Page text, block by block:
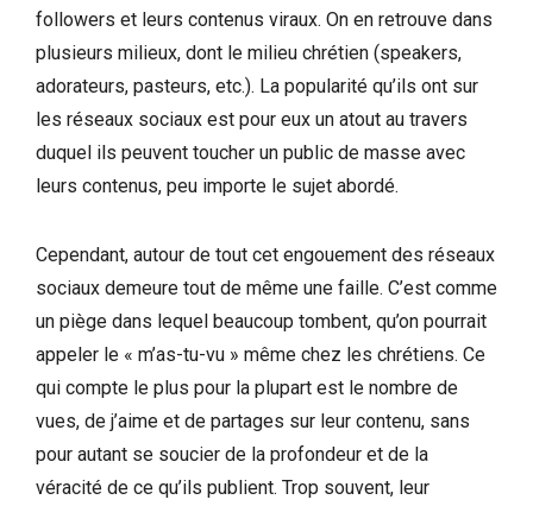
followers et leurs contenus viraux. On en retrouve dans
plusieurs milieux, dont le milieu chrétien (speakers,
adorateurs, pasteurs, etc.). La popularité qu’ils ont sur
les réseaux sociaux est pour eux un atout au travers
duquel ils peuvent toucher un public de masse avec
leurs contenus, peu importe le sujet abordé.
Cependant, autour de tout cet engouement des réseaux
sociaux demeure tout de même une faille. C’est comme
un piège dans lequel beaucoup tombent, qu’on pourrait
appeler le « m’as-tu-vu » même chez les chrétiens. Ce
qui compte le plus pour la plupart est le nombre de
vues, de j’aime et de partages sur leur contenu, sans
pour autant se soucier de la profondeur et de la
véracité de ce qu’ils publient. Trop souvent, leur